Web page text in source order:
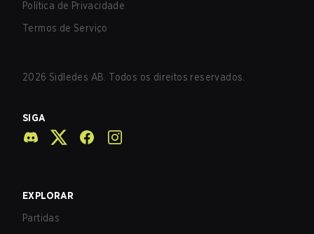
Política de Privacidade
Termos de Serviço
2026 Sidledes AB. Todos os direitos reservados.
SIGA
EXPLORAR
Partidas